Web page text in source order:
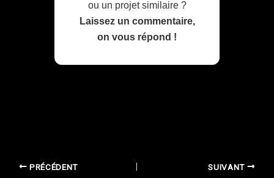
ou un projet similaire ?
Laissez un commentaire,
on vous répond !
PRÉCÉDENT SUIVANT